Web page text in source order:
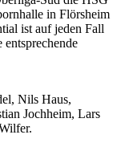
in Flörsheim
ist auf jeden Fall
Nils Haus,
Jochheim, Lars